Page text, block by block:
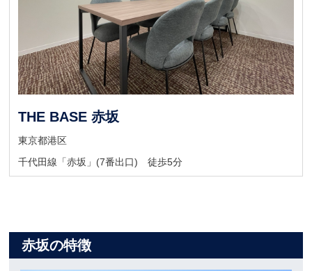
THE BASE 赤坂
東京都港区
千代田線「赤坂」(7番出口) 徒歩5分
赤坂の特徴